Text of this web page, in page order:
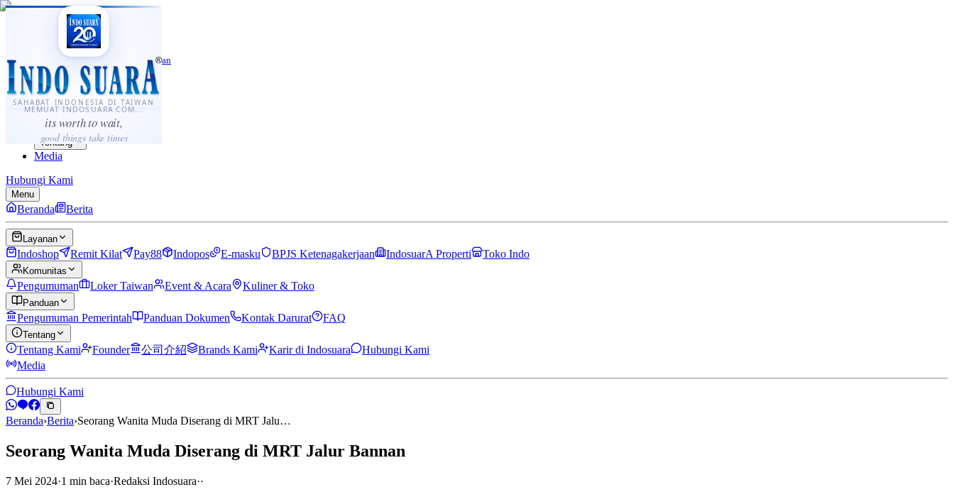
SAHABAT INDONESIA DI TAIWAN
MEMUAT INDOSUARA.COM...
its worth to wait,
good things take times
·...
⌘K
Sahabat Indonesia di Taiwan
Berita
Layanan
Komunitas
Panduan
Tentang
Media
Hubungi Kami
Menu
Beranda Berita
Layanan
Indoshop Remit Kilat Pay88 Indopos E-masku BPJS Ketenagakerjaan IndosuarA Properti Toko Indo
Komunitas
Pengumuman Loker Taiwan Event & Acara Kuliner & Toko
Panduan
Pengumuman Pemerintah Panduan Dokumen Kontak Darurat FAQ
Tentang
Tentang Kami Founder 公司介紹 Brands Kami Karir di Indosuara
Hubungi Kami
Media
Hubungi Kami
Beranda›Berita›Seorang Wanita Muda Diserang di MRT Jalu…
Seorang Wanita Muda Diserang di MRT Jalur Bannan
7 Mei 2024·1 min baca·Redaksi Indosuara··